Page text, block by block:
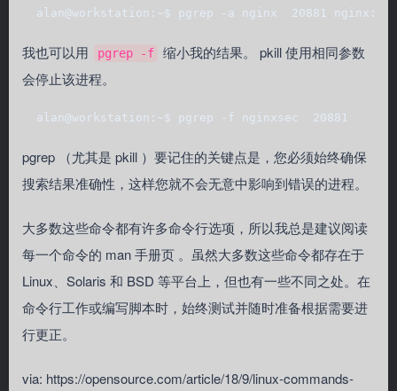
alan@workstation:~$ pgrep -a nginx  20881 nginx:
我也可以用 pgrep -f
缩小我的结果。 pkill 使用相同参数
会停止该进程。
alan@workstation:~$ pgrep -f nginxsec  20881
pgrep （尤其是 pkill ）要记住的关键点是，您必须始终确保
搜索结果准确性，这样您就不会无意中影响到错误的进程。
大多数这些命令都有许多命令行选项，所以我总是建议阅读
每一个命令的 man 手册页 。虽然大多数这些命令都存在于
Linux、Solaris 和 BSD 等平台上，但也有一些不同之处。在
命令行工作或编写脚本时，始终测试并随时准备根据需要进
行更正。
via: https://opensource.com/article/18/9/linux-commands-